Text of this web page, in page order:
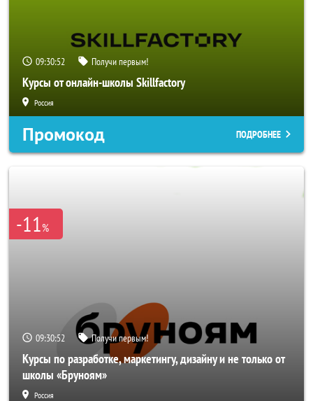
09:30:50 Получи первым!
Курсы от онлайн-школы Skillfactory
Россия
Промокод ПОДРОБНЕЕ
-11%
09:30:50 Получи первым!
Курсы по разработке, маркетингу, дизайну и не только от
школы «Бруноям»
Россия